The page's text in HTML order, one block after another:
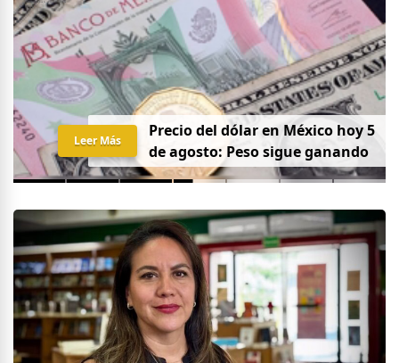
Precio del dólar en México hoy 5
de agosto: Peso sigue ganando
Leer Más